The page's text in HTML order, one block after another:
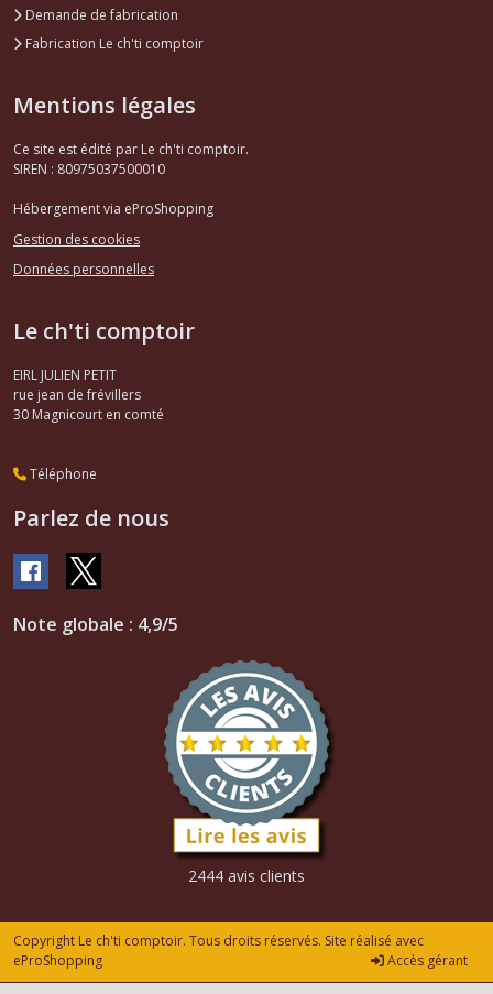
Demande de fabrication
Fabrication Le ch'ti comptoir
Mentions légales
Ce site est édité par Le ch'ti comptoir.
SIREN : 80975037500010
Hébergement via eProShopping
Gestion des cookies
Données personnelles
Le ch'ti comptoir
EIRL JULIEN PETIT
rue jean de frévillers
30 Magnicourt en comté
Téléphone
Parlez de nous
Note globale : 4,9/5
2444 avis clients
Copyright Le ch'ti comptoir. Tous droits réservés. Site réalisé avec
eProShopping
Accès gérant